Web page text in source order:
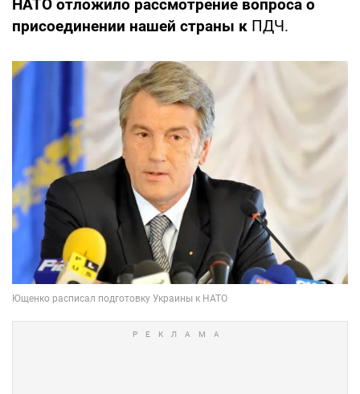
НАТО отложило рассмотрение вопроса о
присоединении нашей страны к ПДЧ.